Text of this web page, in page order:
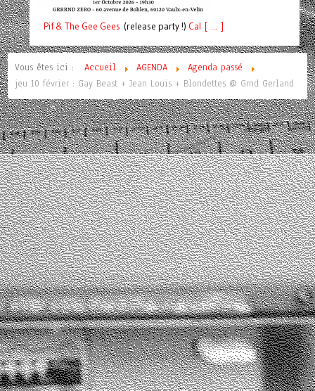
Pif& The Gee Gees (release party !) Cal [ ... ]
Vous êtes ici : Accueil AGENDA
Agenda passé
jeu 10 février : Gay Beast + Jean Louis + Blondettes @ Grnd Gerland